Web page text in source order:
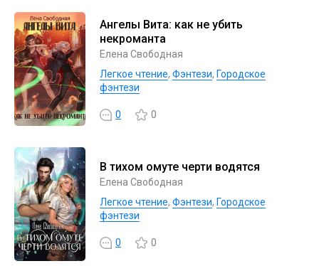
Ангелы Вита: как не убить
некроманта
Елена Свободная
Легкое чтение, Фэнтези, Городское
фэнтези
0 0
В тихом омуте черти водятся
Елена Свободная
Легкое чтение, Фэнтези, Городское
фэнтези
0 0